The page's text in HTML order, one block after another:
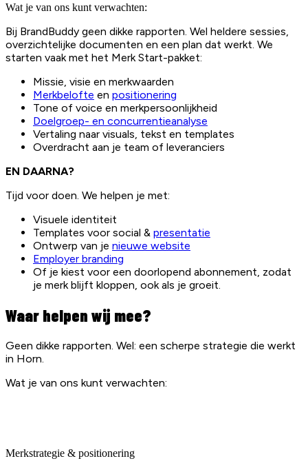
Wat je van ons kunt verwachten:
Bij BrandBuddy geen dikke rapporten. Wel heldere sessies,
overzichtelijke documenten en een plan dat werkt. We
starten vaak met het Merk Start-pakket:
Missie, visie en merkwaarden
Merkbelofte en positionering
Tone of voice en merkpersoonlijkheid
Doelgroep- en concurrentieanalyse
Vertaling naar visuals, tekst en templates
Overdracht aan je team of leveranciers
EN DAARNA?
Tijd voor doen. We helpen je met:
Visuele identiteit
Templates voor social & presentatie
Ontwerp van je nieuwe website
Employer branding
Of je kiest voor een doorlopend abonnement, zodat
je merk blijft kloppen, ook als je groeit.
Waar helpen wij mee?
Geen dikke rapporten. Wel: een scherpe strategie die werkt
in Horn.
Wat je van ons kunt verwachten:
Merkstrategie & positionering